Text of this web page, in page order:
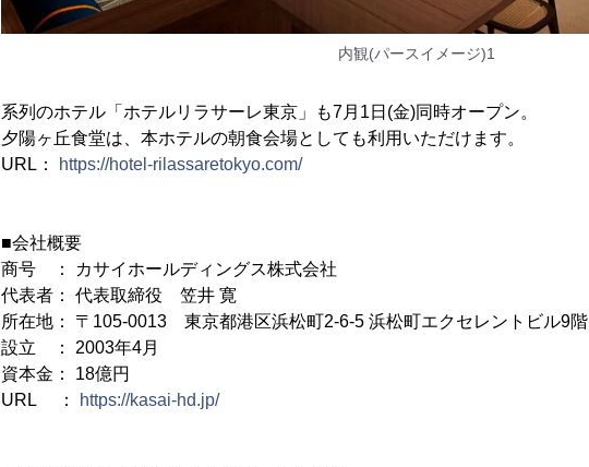
内観(パースイメージ)1
系列のホテル「ホテルリラサーレ東京」も7月1日(金)同時オープン。
夕陽ヶ丘食堂は、本ホテルの朝食会場としても利用いただけます。
URL：
https://hotel-rilassaretokyo.com/
■会社概要
商号 ： カサイホールディングス株式会社
代表者： 代表取締役 笠井 寛
所在地： 〒105-0013 東京都港区浜松町2-6-5 浜松町エクセレントビル9階
設立 ： 2003年4月
資本金： 18億円
URL ：
https://kasai-hd.jp/